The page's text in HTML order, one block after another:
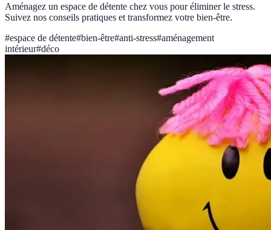
Aménagez un espace de détente chez vous pour éliminer le stress.
Suivez nos conseils pratiques et transformez votre bien-être.
#espace de détente#bien-être#anti-stress#aménagement
intérieur#déco